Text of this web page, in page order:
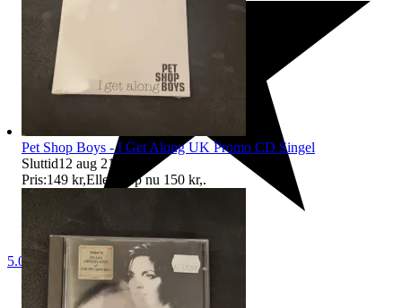
5.0
Pet Shop Boys - I Get Along UK Promo CD Singel
Sluttid12 aug 21:50
Pris:149 kr,Eller Köp nu 150 kr,.